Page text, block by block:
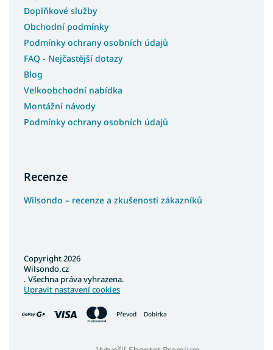
Doplňkové služby
Obchodní podmínky
Podmínky ochrany osobních údajů
FAQ - Nejčastější dotazy
Blog
Velkoobchodní nabídka
Montážní návody
Podmínky ochrany osobních údajů
Recenze
Wilsondo – recenze a zkušenosti zákazníků
Převod Dobírka
Copyright 2026
Wilsondo.cz
. Všechna práva vyhrazena.
Upravit nastavení cookies